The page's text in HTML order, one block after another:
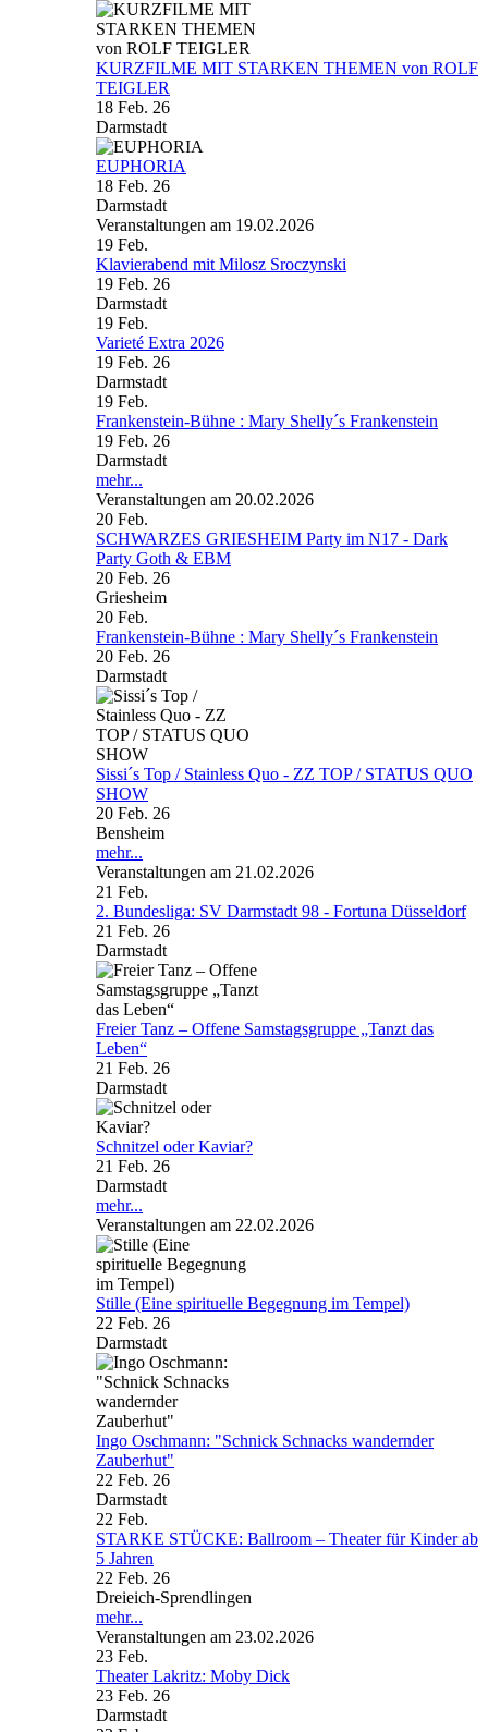
KURZFILME MIT STARKEN THEMEN von ROLF
TEIGLER
18 Feb. 26
Darmstadt
EUPHORIA
18 Feb. 26
Darmstadt
Veranstaltungen am 19.02.2026
19 Feb.
Klavierabend mit Milosz Sroczynski
19 Feb. 26
Darmstadt
19 Feb.
Varieté Extra 2026
19 Feb. 26
Darmstadt
19 Feb.
Frankenstein-Bühne : Mary Shelly´s Frankenstein
19 Feb. 26
Darmstadt
mehr...
Veranstaltungen am 20.02.2026
20 Feb.
SCHWARZES GRIESHEIM Party im N17 - Dark
Party Goth & EBM
20 Feb. 26
Griesheim
20 Feb.
Frankenstein-Bühne : Mary Shelly´s Frankenstein
20 Feb. 26
Darmstadt
Sissi´s Top / Stainless Quo - ZZ TOP / STATUS QUO
SHOW
20 Feb. 26
Bensheim
mehr...
Veranstaltungen am 21.02.2026
21 Feb.
2. Bundesliga: SV Darmstadt 98 - Fortuna Düsseldorf
21 Feb. 26
Darmstadt
Freier Tanz – Offene Samstagsgruppe „Tanzt das
Leben“
21 Feb. 26
Darmstadt
Schnitzel oder Kaviar?
21 Feb. 26
Darmstadt
mehr...
Veranstaltungen am 22.02.2026
Stille (Eine spirituelle Begegnung im Tempel)
22 Feb. 26
Darmstadt
Ingo Oschmann: "Schnick Schnacks wandernder
Zauberhut"
22 Feb. 26
Darmstadt
22 Feb.
STARKE STÜCKE: Ballroom – Theater für Kinder ab
5 Jahren
22 Feb. 26
Dreieich-Sprendlingen
mehr...
Veranstaltungen am 23.02.2026
23 Feb.
Theater Lakritz: Moby Dick
23 Feb. 26
Darmstadt